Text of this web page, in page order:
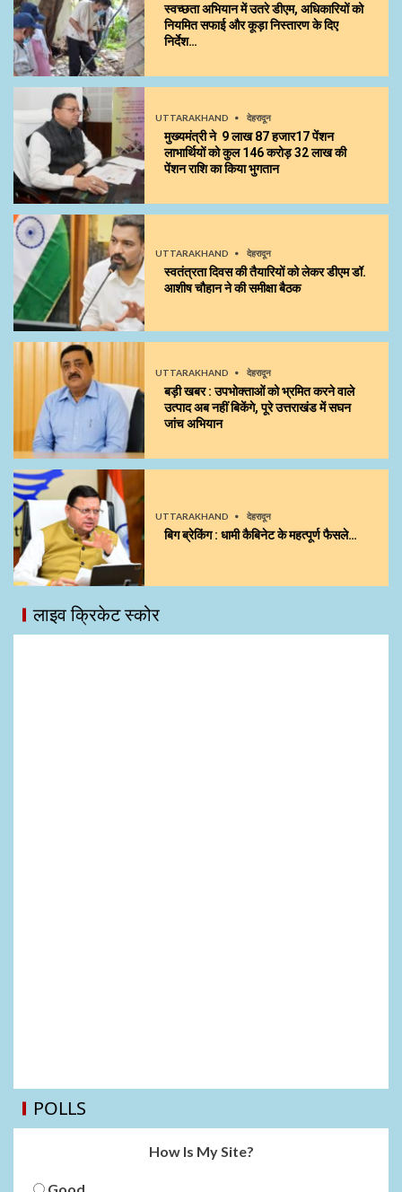
स्वच्छता अभियान में उतरे डीएम, अधिकारियों को
नियमित सफाई और कूड़ा निस्तारण के दिए
निर्देश…
UTTARAKHAND देहरादून
मुख्यमंत्री ने 9 लाख 87 हजार17 पेंशन
लाभार्थियों को कुल ₹146 करोड़ 32 लाख की
पेंशन राशि का किया भुगतान
UTTARAKHAND देहरादून
स्वतंत्रता दिवस की तैयारियों को लेकर डीएम डॉ.
आशीष चौहान ने की समीक्षा बैठक
UTTARAKHAND देहरादून
बड़ी खबर : उपभोक्ताओं को भ्रमित करने वाले
उत्पाद अब नहीं बिकेंगे, पूरे उत्तराखंड में सघन
जांच अभियान
UTTARAKHAND देहरादून
बिग ब्रेकिंग : धामी कैबिनेट के महत्पूर्ण फैसले…
लाइव क्रिकेट स्कोर
POLLS
How Is My Site?